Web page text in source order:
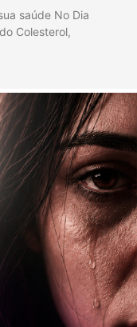
saúde No Dia
Colesterol,